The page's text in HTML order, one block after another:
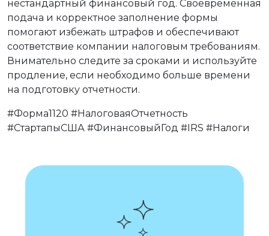
нестандартный финансовый год. Своевременная
подача и корректное заполнение формы
помогают избежать штрафов и обеспечивают
соответствие компании налоговым требованиям.
Внимательно следите за сроками и используйте
продление, если необходимо больше времени
на подготовку отчетности.
#Форма1120 #НалоговаяОтчетность
#СтартапыСША #ФинансовыйГод #IRS #Налоги